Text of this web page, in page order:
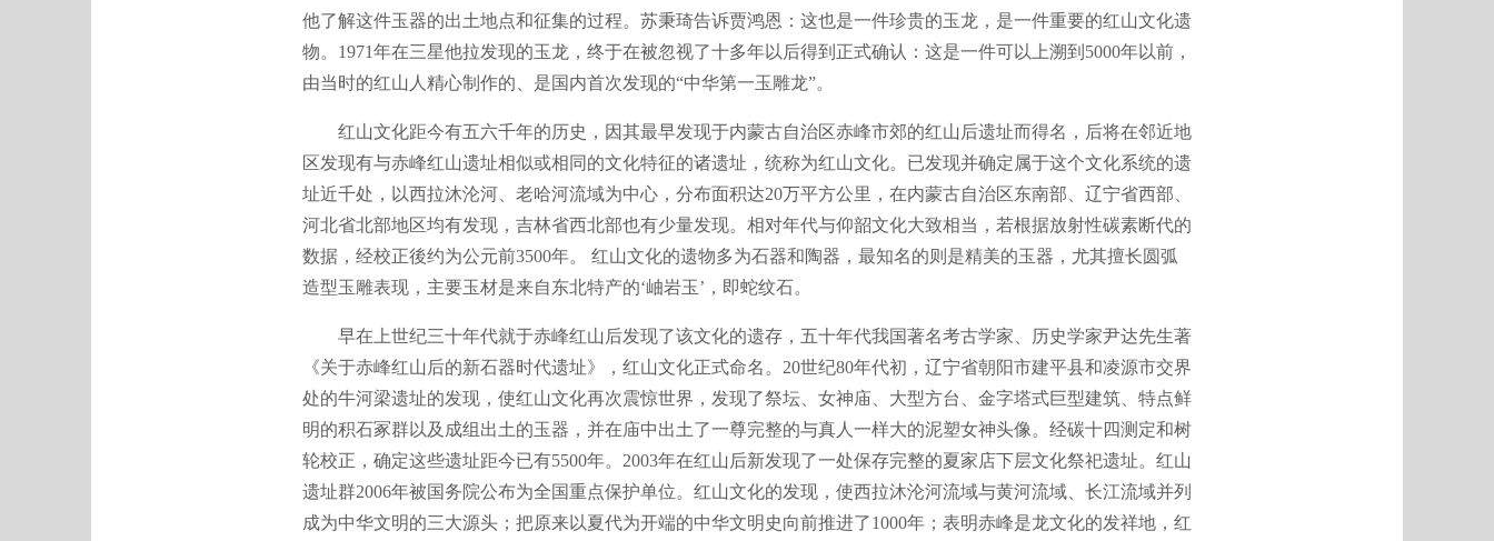
他了解这件玉器的出土地点和征集的过程。苏秉琦告诉贾鸿恩：这也是一件珍贵的玉龙，是一件重要的红山文化遗
物。1971年在三星他拉发现的玉龙，终于在被忽视了十多年以后得到正式确认：这是一件可以上溯到5000年以前，
由当时的红山人精心制作的、是国内首次发现的“中华第一玉雕龙”。
红山文化距今有五六千年的历史，因其最早发现于内蒙古自治区赤峰市郊的红山后遗址而得名，后将在邻近地
区发现有与赤峰红山遗址相似或相同的文化特征的诸遗址，统称为红山文化。已发现并确定属于这个文化系统的遗
址近千处，以西拉沐沦河、老哈河流域为中心，分布面积达20万平方公里，在内蒙古自治区东南部、辽宁省西部、
河北省北部地区均有发现，吉林省西北部也有少量发现。相对年代与仰韶文化大致相当，若根据放射性碳素断代的
数据，经校正後约为公元前3500年。 红山文化的遗物多为石器和陶器，最知名的则是精美的玉器，尤其擅长圆弧
造型玉雕表现，主要玉材是来自东北特产的‘岫岩玉’，即蛇纹石。
早在上世纪三十年代就于赤峰红山后发现了该文化的遗存，五十年代我国著名考古学家、历史学家尹达先生著
《关于赤峰红山后的新石器时代遗址》，红山文化正式命名。20世纪80年代初，辽宁省朝阳市建平县和凌源市交界
处的牛河梁遗址的发现，使红山文化再次震惊世界，发现了祭坛、女神庙、大型方台、金字塔式巨型建筑、特点鲜
明的积石冢群以及成组出土的玉器，并在庙中出土了一尊完整的与真人一样大的泥塑女神头像。经碳十四测定和树
轮校正，确定这些遗址距今已有5500年。2003年在红山后新发现了一处保存完整的夏家店下层文化祭祀遗址。红山
遗址群2006年被国务院公布为全国重点保护单位。红山文化的发现，使西拉沐沦河流域与黄河流域、长江流域并列
成为中华文明的三大源头；把原来以夏代为开端的中华文明史向前推进了1000年；表明赤峰是龙文化的发祥地，红